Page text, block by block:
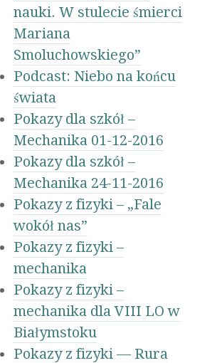
nauki. W stulecie śmierci
Mariana
Smoluchowskiego”
Podcast: Niebo na końcu
świata
Pokazy dla szkół –
Mechanika 01-12-2016
Pokazy dla szkół –
Mechanika 24-11-2016
Pokazy z fizyki – „Fale
wokół nas”
Pokazy z fizyki –
mechanika
Pokazy z fizyki –
mechanika dla VIII LO w
Białymstoku
Pokazy z fizyki — Rura